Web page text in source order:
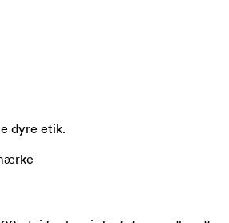
dyre etik.